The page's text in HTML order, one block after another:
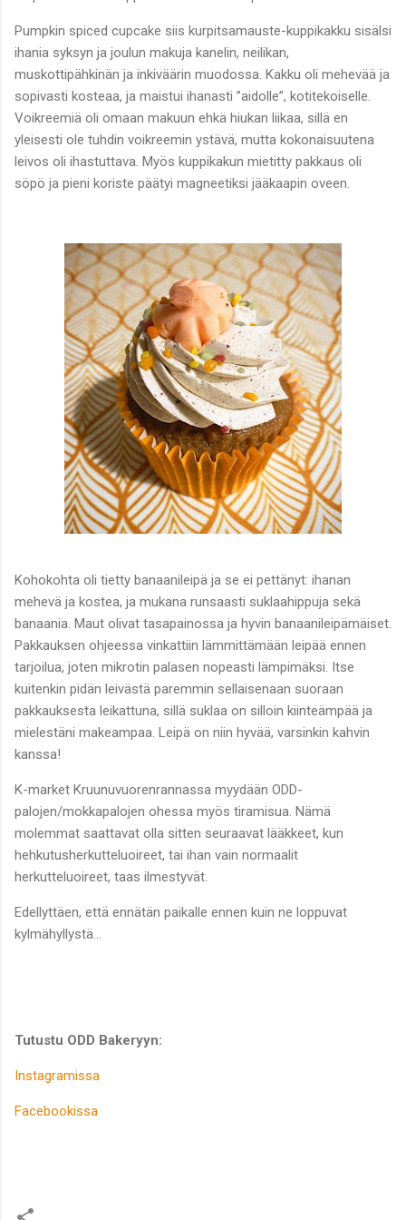
Pumpkin spiced cupcake siis kurpitsamauste-kuppikakku sisälsi
ihania syksyn ja joulun makuja kanelin, neilikan,
muskottipähkinän ja inkiväärin muodossa. Kakku oli mehevää ja
sopivasti kosteaa, ja maistui ihanasti ”aidolle”, kotitekoiselle.
Voikreemiä oli omaan makuun ehkä hiukan liikaa, sillä en
yleisesti ole tuhdin voikreemin ystävä, mutta kokonaisuutena
leivos oli ihastuttava. Myös kuppikakun mietitty pakkaus oli
söpö ja pieni koriste päätyi magneetiksi jääkaapin oveen.
Kohokohta oli tietty banaanileipä ja se ei pettänyt: ihanan
mehevä ja kostea, ja mukana runsaasti suklaahippuja sekä
banaania. Maut olivat tasapainossa ja hyvin banaanileipämäiset.
Pakkauksen ohjeessa vinkattiin lämmittämään leipää ennen
tarjoilua, joten mikrotin palasen nopeasti lämpimäksi. Itse
kuitenkin pidän leivästä paremmin sellaisenaan suoraan
pakkauksesta leikattuna, sillä suklaa on silloin kiinteämpää ja
mielestäni makeampaa. Leipä on niin hyvää, varsinkin kahvin
kanssa!
K-market Kruunuvuorenrannassa myydään ODD-
palojen/mokkapalojen ohessa myös tiramisua. Nämä
molemmat saattavat olla sitten seuraavat lääkkeet, kun
hehkutusherkutteluoireet, tai ihan vain normaalit
herkutteluoireet, taas ilmestyvät.
Edellyttäen, että ennätän paikalle ennen kuin ne loppuvat
kylmähyllystä…
Tutustu ODD Bakeryyn:
Instagramissa
Facebookissa